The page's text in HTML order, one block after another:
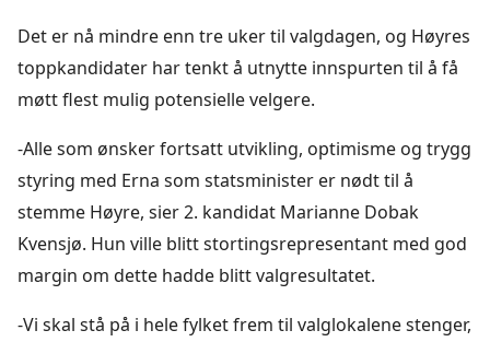
Det er nå mindre enn tre uker til valgdagen, og Høyres
toppkandidater har tenkt å utnytte innspurten til å få
møtt flest mulig potensielle velgere.
-Alle som ønsker fortsatt utvikling, optimisme og trygg
styring med Erna som statsminister er nødt til å
stemme Høyre, sier 2. kandidat Marianne Dobak
Kvensjø. Hun ville blitt stortingsrepresentant med god
margin om dette hadde blitt valgresultatet.
-Vi skal stå på i hele fylket frem til valglokalene stenger,